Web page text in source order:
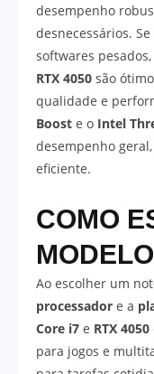
desempenho
desnecessários.
softwares
RTX 4050 são
qualidade e
Boost e o Intel
desempenho
eficiente.
COMO
Ao escolher um
processador e a
Core i7 e RTX 4050
para jogos e